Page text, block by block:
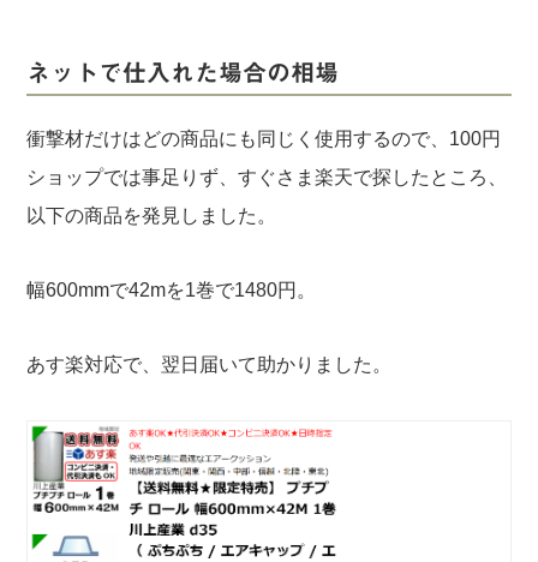
ネットで仕入れた場合の相場
衝撃材だけはどの商品にも同じく使用するので、100円
ショップでは事足りず、すぐさま楽天で探したところ、
以下の商品を発見しました。
幅600mmで42mを1巻で1480円。
あす楽対応で、翌日届いて助かりました。